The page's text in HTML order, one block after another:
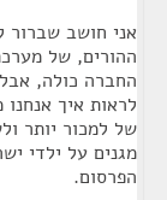
אני חושב שברור
ההורים, של
החברה כולה,
לראות איך
של למכור יותר
מגנים על ילדי
הפרסום.